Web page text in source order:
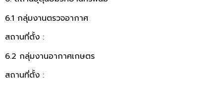
6.1 กลุ่มงานตรวจอากาศ
สถานที่ตั้ง :
6.2 กลุ่มงานอากาศเกษตร
สถานที่ตั้ง :